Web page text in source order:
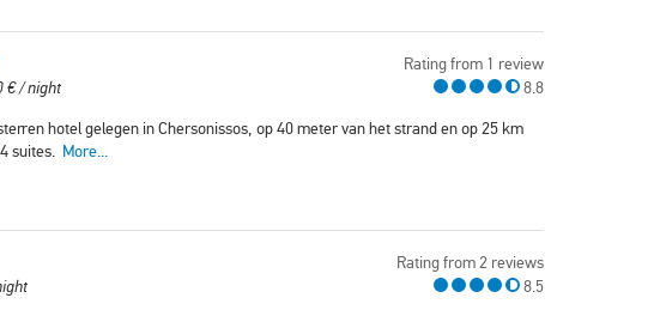
€/ night
Rating from 1 review
8.8
hotel gelegen in Chersonissos, op 40 meter van het strand en op 25 km
suites. More...
Rating from 2 reviews
8.5